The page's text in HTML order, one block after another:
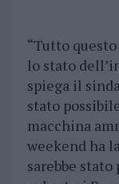
“Tutto
lo stato
spiega il
stato
macchina
weekend ha
sarebbe